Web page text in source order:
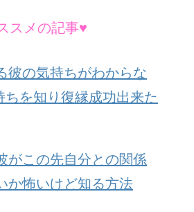
スメの記事♥
彼の気持ちがわからな
を知り復縁成功出来た
がこの先自分との関係
か怖いけど知る方法